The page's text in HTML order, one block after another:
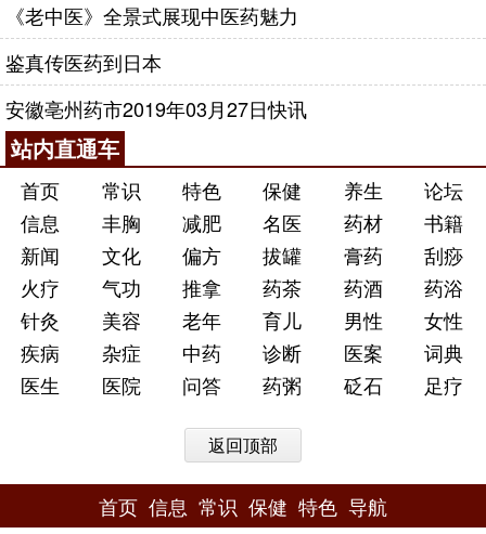
《老中医》全景式展现中医药魅力
鉴真传医药到日本
安徽亳州药市2019年03月27日快讯
站内直通车
首页 常识 特色 保健 养生
论坛
信息
丰胸 减肥 名医 药材
书籍
新闻
文化 偏方 拔罐 膏药
刮痧
火疗
气功 推拿 药茶 药酒
药浴
针灸
美容 老年 育儿 男性
女性
疾病
杂症 中药 诊断 医案
词典
医生
医院 问答 药粥 砭石 足疗
返回顶部
首页 信息 常识 保健 特色 导航